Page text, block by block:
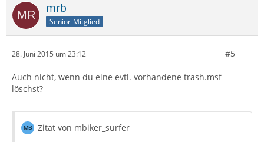
mrb
Senior-Mitglied
28. Juni 2015 um 23:12 #5
Auch nicht, wenn du eine evtl. vorhandene trash.msf
löschst?
Zitat von mbiker_surfer